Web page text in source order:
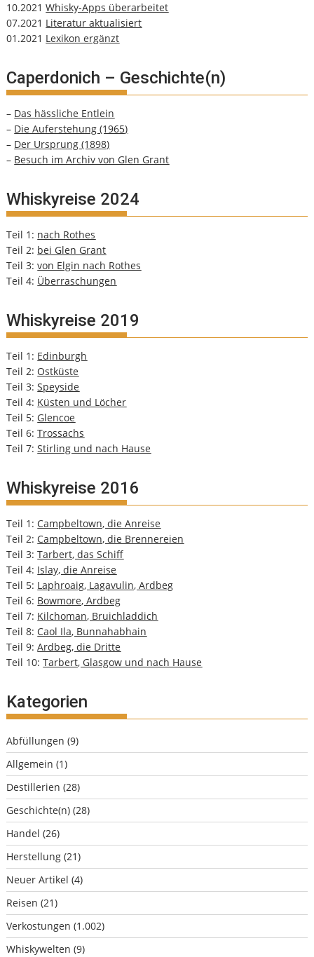
10.2021Whisky-Apps überarbeitet
07.2021 Literatur aktualisiert
01.2021 Lexikon ergänzt
Caperdonich – Geschichte(n)
– Das hässliche Entlein
– Die Auferstehung (1965)
– Der Ursprung (1898)
– Besuch im Archiv von Glen Grant
Whiskyreise 2024
Teil 1: nach Rothes
Teil 2: bei Glen Grant
Teil 3:von Elgin nach Rothes
Teil 4: Überraschungen
Whiskyreise 2019
Teil 1: Edinburgh
Teil 2: Ostküste
Teil 3:Speyside
Teil 4: Küsten und Löcher
Teil 5: Glencoe
Teil 6:Trossachs
Teil 7:Stirling und nach Hause
Whiskyreise 2016
Teil 1: Campbeltown, die Anreise
Teil 2: Campbeltown, die Brennereien
Teil 3:Tarbert, das Schiff
Teil 4: Islay, die Anreise
Teil 5: Laphroaig, Lagavulin, Ardbeg
Teil 6: Bowmore, Ardbeg
Teil 7: Kilchoman, Bruichladdich
Teil 8: Caol Ila, Bunnahabhain
Teil 9:Ardbeg, die Dritte
Teil 10:Tarbert, Glasgow und nach Hause
Kategorien
Abfüllungen (9)
Allgemein (1)
Destillerien (28)
Geschichte(n) (28)
Handel (26)
Herstellung (21)
Neuer Artikel (4)
Reisen (21)
Verkostungen (1.002)
Whiskywelten (9)